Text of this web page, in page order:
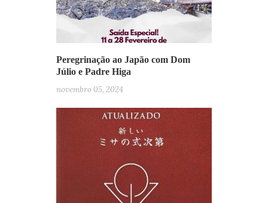
Peregrinação ao Japão com Dom
Júlio e Padre Higa
novembro 05, 2024